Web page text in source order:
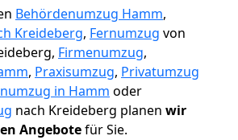
Behördenumzug Hamm,
Kreideberg, Fernumzug von
Firmenumzug,
, Praxisumzug, Privatumzug
in Hamm oder
nach Kreideberg planen wir
Angebotefür Sie.